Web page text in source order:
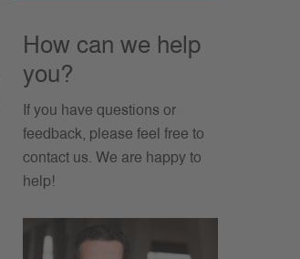
How can we help
you?
If you have questions or
feedback, please feel free to
contact us. We are happy to
help!